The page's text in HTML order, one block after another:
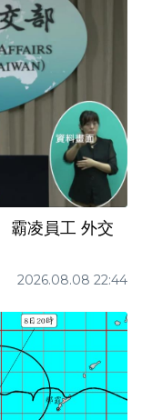
霸凌員工 外交
2026.08.08 22:44